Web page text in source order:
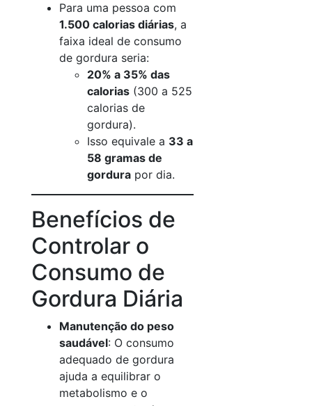
Para uma pessoa com
1.500 calorias diárias, a
faixa ideal de consumo
de gordura seria:
20% a 35% das
calorias (300 a 525
calorias de
gordura).
Isso equivale a 33 a
58 gramas de
gordura por dia.
Benefícios de
Controlar o
Consumo de
Gordura Diária
Manutenção do peso
saudável: O consumo
adequado de gordura
ajuda a equilibrar o
metabolismo e o